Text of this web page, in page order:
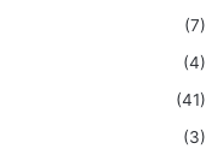
(7)
(4)
(41)
(3)